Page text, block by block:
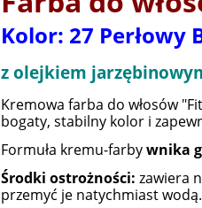
Kolor: 27 Perłowy
z olejkiem
Kremowa farba do włosów
bogaty, stabilny kolor i
Formuła kremu-farbywnika
Środki ostrożności: zawiera
przemyć je natychmiast